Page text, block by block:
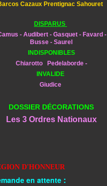
Cazaux Prentignac Sahouret
DISPARUS
- Audibert - Gasquet - Favard -
Busse - Saurel
INDISPONIBLES
Chiarotto Pedelaborde -
INVALIDE
Giudice
DOSSIER DÉCORATIONS
Les 3 Ordres Nationaux
D'HONNEUR
en attente :